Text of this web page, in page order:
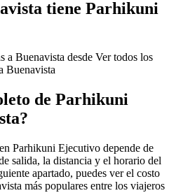
tiene Parhikuni
a Buenavista desde Ver todos los
Buenavista
de Parhikuni
Parhikuni Ejecutivo depende de
salida, la distancia y el horario del
apartado, puedes ver el costo
más populares entre los viajeros